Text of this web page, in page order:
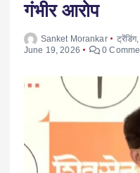
गंभीर आरोप
Sanket Morankar ट्रेंडिंग,
June 19, 2026
0